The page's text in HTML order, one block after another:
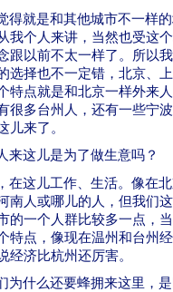
得就是和其他城市不一样
我个人来讲，当然也受这
跟以前不太一样了。所以
选择也不一定错，北京、上
特点就是和北京一样外来
很多台州人，还有一些宁
儿来了。
来这儿是为了做生意吗？
在这儿工作、生活。像在
南人或哪儿的人，但我们
的一个人群比较多一点，当
特点，像现在温州和台州
经济比杭州还厉害。
为什么还要蜂拥来这里，